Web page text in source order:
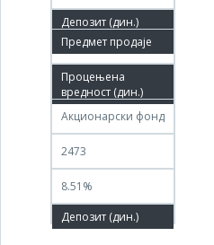
20.05.2026
19.06.2026
Акционарски фонд
2473
8.51%